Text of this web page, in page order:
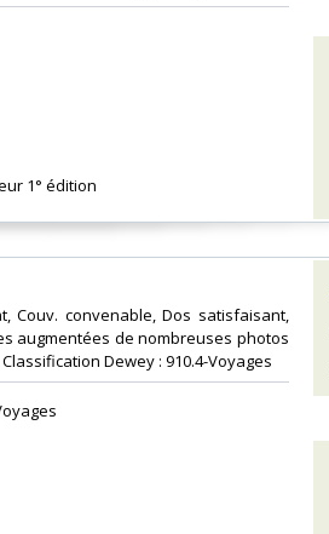
1° édition‎
Couv. convenable, Dos satisfaisant,
augmentées de nombreuses photos
Dewey : 910.4-Voyages‎